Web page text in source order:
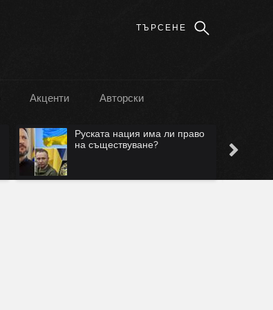
Акценти Авторски
Лъжа е, че ще са само в
Безмер